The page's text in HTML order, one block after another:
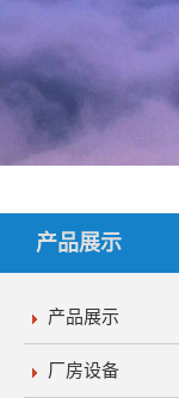
产品展示
产品展示
厂房设备